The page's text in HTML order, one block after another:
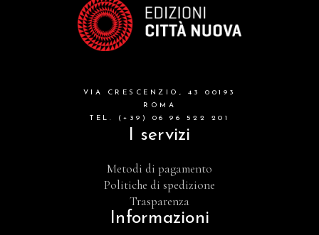
VIA CRESCENZIO, 43 00193
ROMA
TEL. (+39) 06 96 522 201
I servizi
Metodi di pagamento
Politiche di spedizione
Trasparenza
Informazioni